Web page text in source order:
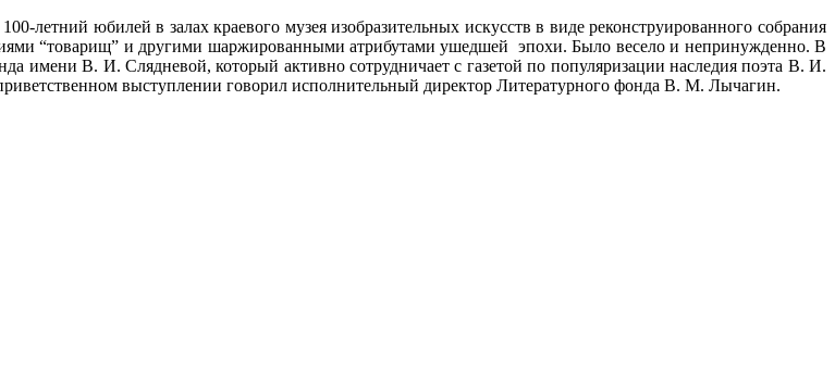
100-летний юбилей в залах краевого музея изобразительных искусств в виде реконструированного собрания
“товарищ” и другими шаржированными атрибутами ушедшей эпохи. Было весело и непринужденно. В
имени В. И. Слядневой, который активно сотрудничает с газетой по популяризации наследия поэта В. И.
выступлении говорил исполнительный директор Литературного фонда В. М. Лычагин.